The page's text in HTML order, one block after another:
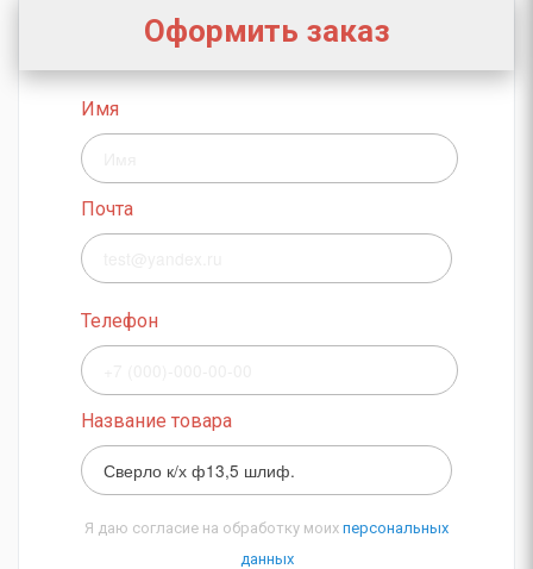
Оформить заказ
Имя
Почта
Телефон
Название товара
Я даю согласие на обработку моих персональных
данных